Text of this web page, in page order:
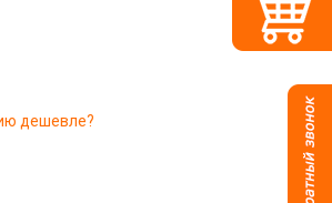
дешевле?